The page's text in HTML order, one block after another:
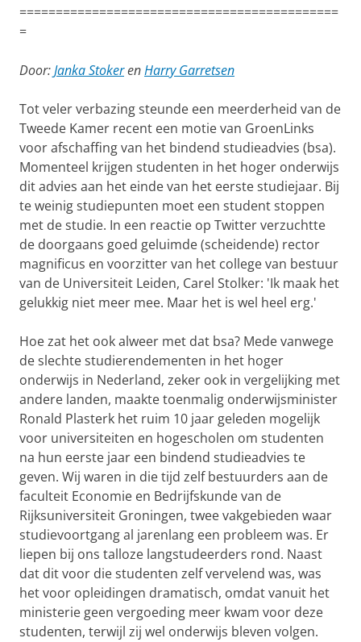
============================================
=
Door:Janka StokerenHarry Garretsen
Tot veler verbazing steunde een meerderheid van de
Tweede Kamer recent een motie van GroenLinks
voor afschaffing van het bindend studieadvies (bsa).
Momenteel krijgen studenten in het hoger onderwijs
dit advies aan het einde van het eerste studiejaar. Bij
te weinig studiepunten moet een student stoppen
met de studie. In een reactie op Twitter verzuchtte
de doorgaans goed geluimde (scheidende) rector
magnificus en voorzitter van het college van bestuur
van de Universiteit Leiden, Carel Stolker: 'Ik maak het
gelukkig niet meer mee. Maar het is wel heel erg.'
Hoe zat het ook alweer met dat bsa? Mede vanwege
de slechte studierendementen in het hoger
onderwijs in Nederland, zeker ook in vergelijking met
andere landen, maakte toenmalig onderwijsminister
Ronald Plasterk het ruim 10 jaar geleden mogelijk
voor universiteiten en hogescholen om studenten
na hun eerste jaar een bindend studieadvies te
geven. Wij waren in die tijd zelf bestuurders aan de
faculteit Economie en Bedrijfskunde van de
Rijksuniversiteit Groningen, twee vakgebieden waar
studievoortgang al jarenlang een probleem was. Er
liepen bij ons talloze langstudeerders rond. Naast
dat dit voor die studenten zelf vervelend was, was
het voor opleidingen dramatisch, omdat vanuit het
ministerie geen vergoeding meer kwam voor deze
studenten, terwijl zij wel onderwijs bleven volgen.